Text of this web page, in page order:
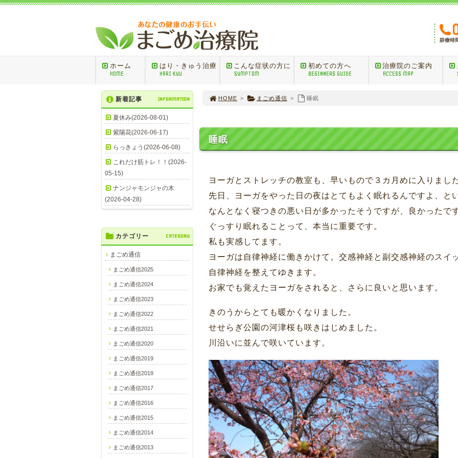
ホーム
HOME
はり・きゅう治療
HARI KYU
こんな症状の方に
SYMPTOM
初めての方へ
BEGINNERS GUIDE
治療院のご案内
ACCESS MAP
HOME > まごめ通信 > 睡眠
睡眠
ヨーガとストレッチの教室も、早いもので３カ月めに入りました
先日、ヨーガをやった日の夜はとてもよく眠れるんですよ、と
なんとなく寝つきの悪い日が多かったそうですが、良かったで
ぐっすり眠れることって、本当に重要です。
私も実感してます。
ヨーガは自律神経に働きかけて。交感神経と副交感神経のスイ
自律神経を整えてゆきます。
お家でも覚えたヨーガをされると、さらに良いと思います。
きのうからとても暖かくなりました。
せせらぎ公園の河津桜も咲きはじめました。
川沿いに並んで咲いています。
新着記事 INFORMATION
夏休み(2026-08-01)
紫陽花(2026-06-17)
らっきょう(2026-06-08)
これだけ筋トレ！！(2026-
05-15)
ナンジャモンジャの木
(2026-04-28)
カテゴリー CATEGORY
まごめ通信
まごめ通信2025
まごめ通信2024
まごめ通信2023
まごめ通信2022
まごめ通信2021
まごめ通信2020
まごめ通信2019
まごめ通信2018
まごめ通信2017
まごめ通信2016
まごめ通信2015
まごめ通信2014
まごめ通信2013